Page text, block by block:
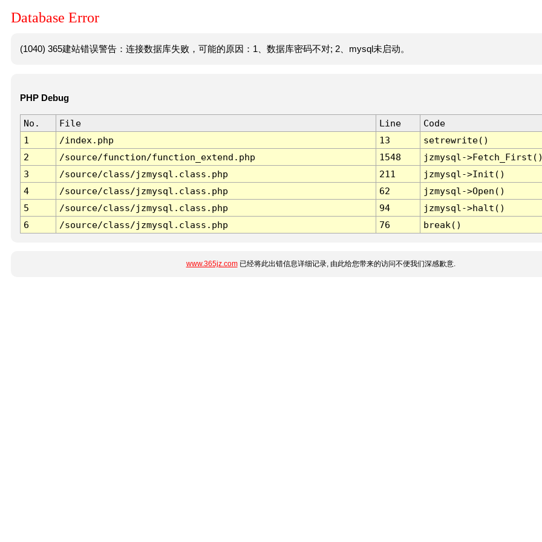
Database Error
(1040) 365建站错误警告：连接数据库失败，可能的原因：1、数据库密码不对; 2、mysql未启动。
PHP Debug
No. File Line
Code
1
/index.php 13
setrewrite()
2
/source/function/function_extend.php 1548
jzmysql-
3
/source/class/jzmysql.class.php 211
jzmysql->Init()
4
/source/class/jzmysql.class.php 62
jzmysql->Open()
5
/source/class/jzmysql.class.php 94
jzmysql->halt()
6
/source/class/jzmysql.class.php 76 break()
www.365jz.com已经将此出错信息详细记录, 由此给您带来的访问不便我们深感歉意.